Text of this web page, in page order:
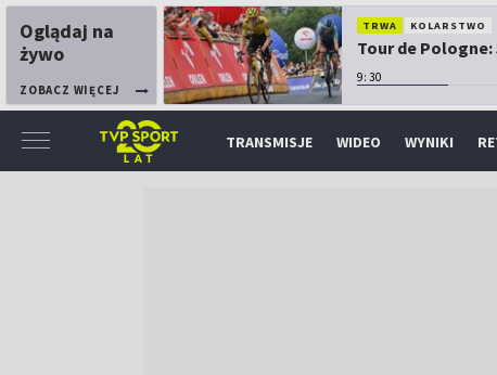
Oglądaj na
żywo
ZOBACZ WIĘCEJ
TRWA KOLARSTWO
Tour de Pologne:
9:30
TRANSMISJE WIDEO WYNIKI